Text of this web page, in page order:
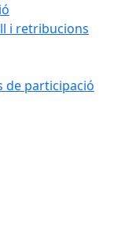
i retribucions
de participació